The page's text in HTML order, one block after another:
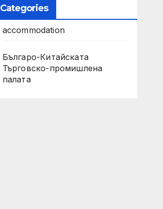
Categories
accommodation
Българо-Китайската
Търговско-промишлена
палата